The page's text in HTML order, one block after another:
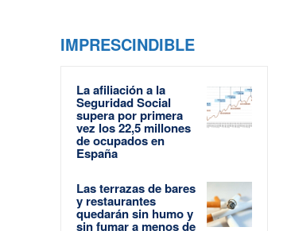
IMPRESCINDIBLE
La afiliación a la
Seguridad Social
supera por primera
vez los 22,5 millones
de ocupados en
España
Las terrazas de bares
y restaurantes
quedarán sin humo y
sin fumar a menos de